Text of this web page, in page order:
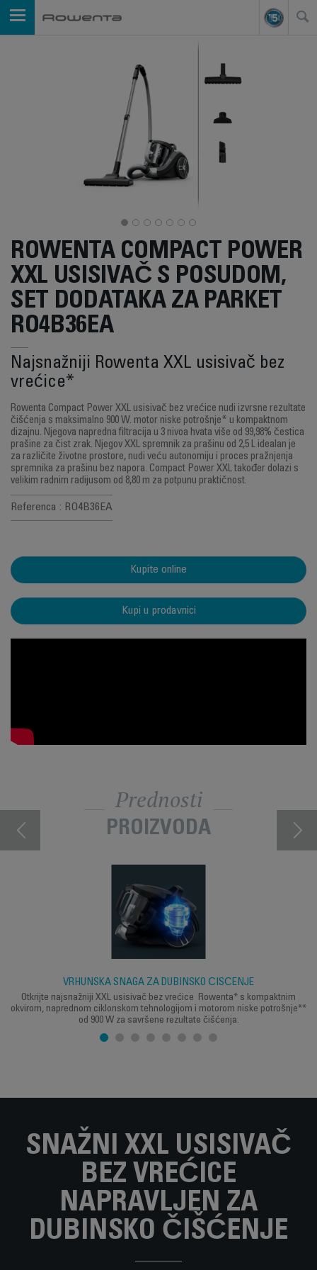
ROWENTA COMPACT POWER
XXL USISIVAČ S POSUDOM,
SET DODATAKA ZA PARKET
RO4B36EA
Najsnažniji Rowenta XXL usisivač bez
vrećice*
Rowenta Compact Power XXL usisivač bez vrećice nudi izvrsne rezultate
čišćenja s maksimalno 900 W. motor niske potrošnje* u kompaktnom
dizajnu. Njegova napredna filtracija u 3 nivoa hvata više od 99,98% čestica
prašine za čist zrak. Njegov XXL spremnik za prašinu od 2,5 L idealan je
za različite životne prostore, nudi veću autonomiju i proces pražnjenja
spremnika za prašinu bez napora. Compact Power XXL također dolazi s
velikim radnim radijusom od 8,80 m za potpunu praktičnost.
Referenca : RO4B36EA
Kupite online
Kupi u prodavnici
Prednosti
PROIZVODA
VRHUNSKA SNAGA ZA DUBINSKO ČIŠĆENJE
Otkrijte najsnažniji XXL usisivač bez vrećice Rowenta* s kompaktnim
okvirom, naprednom ciklonskom tehnologijom i motorom niske potrošnje**
od 900 W za savršene rezultate čišćenja.
SNAŽNI XXL USISIVAČ
BEZ VREĆICE
NAPRAVLJEN ZA
DUBINSKO ČIŠĆENJE